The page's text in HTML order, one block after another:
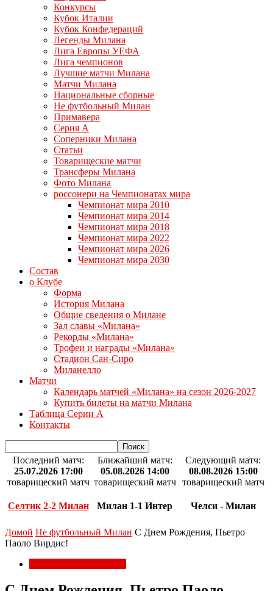
Конкурсы
Кубок Италии
Кубок Конфедераций
Легенды Милана
Лига Европы УЕФА
Лига чемпионов
Лучшие матчи Милана
Матчи Милана
Национальные сборные
Не футбольный Милан
Примавера
Серия А
Соперники Милана
Статьи
Товарищеские матчи
Трансферы Милана
Фото Милана
россонери на Чемпионатах мира
Чемпионат мира 2010
Чемпионат мира 2014
Чемпионат мира 2018
Чемпионат мира 2022
Чемпионат мира 2026
Чемпионат мира 2030
Состав
о Клубе
Форма
История Милана
Общие сведения о Милане
Зал славы «Милана»
Рекорды «Милана»
Трофеи и награды «Милана»
Стадион Сан-Сиро
Миланелло
Матчи
Календарь матчей «Милана» на сезон 2026-2027
Купить билеты на матчи Милана
Таблица Серии А
Контакты
Последний матч:
25.07.2026 17:00
товарищеский матч
Селтик 2-2 Милан
Ближайший матч:
05.08.2026 14:00
товарищеский матч
Милан 1-1 Интер
Следующий матч:
08.08.2026 15:00
товарищеский матч
Челси - Милан
Домой Не футбольный Милан С Днем Рождения, Пьетро
Паоло Вирдис!